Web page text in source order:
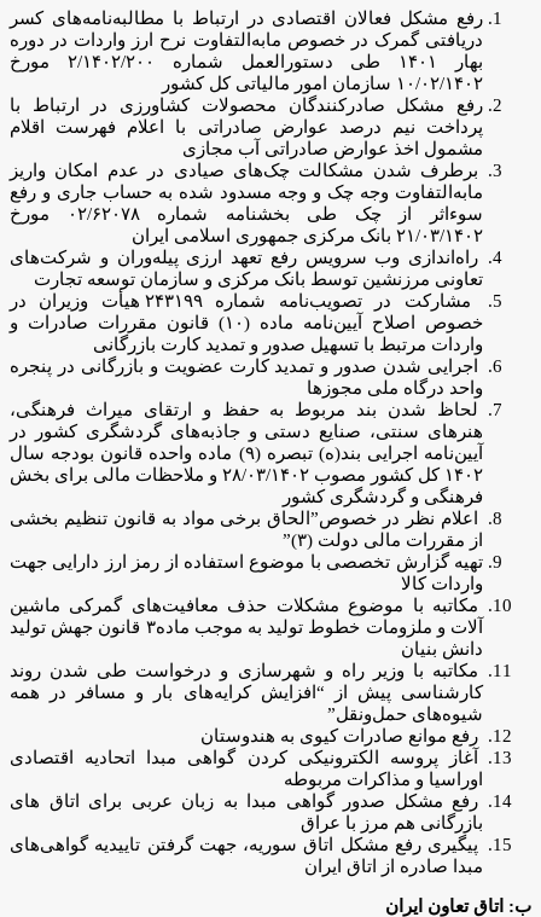
رفع مشکل فعالان اقتصادی در ارتباط با مطالبه‌نامه‌های کسر
دریافتی گمرک در خصوص مابه‌التفاوت نرح ارز واردات در دوره
بهار ۱۴۰۱ طی دستورالعمل شماره ۲/۱۴۰۲/۲۰۰ مورخ
۱۰/۰۲/۱۴۰۲ سازمان امور مالیاتی کل کشور
رفع مشکل صادرکنندگان محصولات کشاورزی در ارتباط با
پرداخت نیم درصد عوارض صادراتی با اعلام فهرست اقلام
مشمول اخذ عوارض صادراتی آب مجازی
برطرف شدن مشکالت چک‌های صیادی در عدم امکان واریز
مابه‌التفاوت وجه چک و وجه مسدود شده به حساب جاری و رفع
سوءاثر از چک طی بخشنامه شماره ۰۲/۶۲۰۷۸ مورخ
۲۱/۰۳/۱۴۰۲ بانک مرکزی جمهوری اسلامی ایران
راه‌اندازی وب سرویس رفع تعهد ارزی پیله‌وران و شرکت‌های
تعاونی مرزنشین توسط بانک مرکزی و سازمان توسعه تجارت
مشارکت در تصویب‌نامه شماره ۲۴۳۱۹۹ هیأت وزیران در
خصوص اصلاح آیین‌نامه ماده (۱۰) قانون مقررات صادرات و
واردات مرتبط با تسهیل صدور و تمدید کارت بازرگانی
اجرایی شدن صدور و تمدید کارت عضویت و بازرگانی در پنجره
واحد درگاه ملی مجوزها
لحاظ شدن بند مربوط به حفظ و ارتقای میراث فرهنگی،
هنرهای سنتی، صنایع دستی و جاذبه‌های گردشگری کشور در
آیین‌نامه اجرایی بند(ه) تبصره (۹) ماده واحده قانون بودجه سال
۱۴۰۲ کل کشور مصوب ۲۸/۰۳/۱۴۰۲ و ملاحظات مالی برای بخش
فرهنگی و گردشگری کشور
اعلام نظر در خصوص”الحاق برخی مواد به قانون تنظیم بخشی
از مقررات مالی دولت (۳)”
تهیه گزارش تخصصی با موضوع استفاده از رمز ارز دارایی جهت
واردات کالا
مکاتبه با موضوع مشکلات حذف معافیت‌های گمرکی ماشین
آلات و ملزومات خطوط تولید به موجب ماده٣ قانون جهش تولید
دانش بنیان
مکاتبه با وزیر راه و شهرسازی و درخواست طی شدن روند
کارشناسی پیش از “افزایش کرایه‌های بار و مسافر در همه
شیوه‌های حمل‌ونقل”
رفع موانع صادرات کیوی به هندوستان
آغاز پروسه الکترونیکی کردن گواهی مبدا اتحادیه اقتصادی
اوراسیا و مذاکرات مربوطه
رفع مشکل صدور گواهی مبدا به زبان عربی برای اتاق های
بازرگانی هم مرز با عراق
پیگیری رفع مشکل اتاق سوریه، جهت گرفتن تاییدیه گواهی‌های
مبدا صادره از اتاق ایران
ب: اتاق تعاون ایران